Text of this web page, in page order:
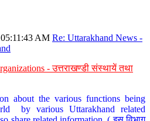
AM Re: Uttarakhand News -
- उत्तराखण्डी संस्थायें तथा
about the various functions being
by various Uttarakhand related